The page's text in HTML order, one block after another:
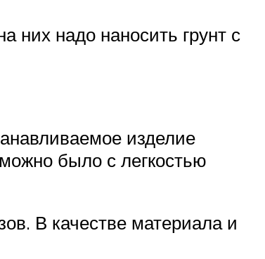
них надо наносить грунт с
изделие
было с легкостью
В качестве материала и